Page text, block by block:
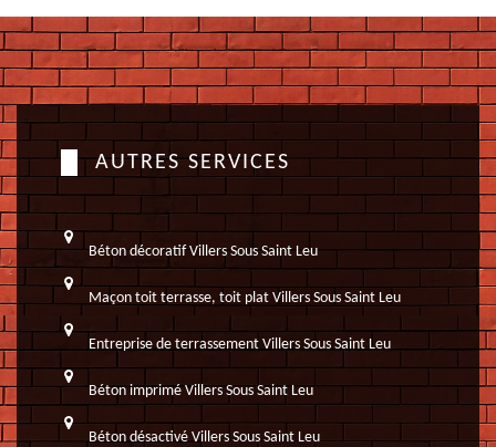
AUTRES SERVICES
Béton décoratif Villers Sous Saint Leu
Maçon toit terrasse, toit plat Villers Sous Saint Leu
Entreprise de terrassement Villers Sous Saint Leu
Béton imprimé Villers Sous Saint Leu
Béton désactivé Villers Sous Saint Leu